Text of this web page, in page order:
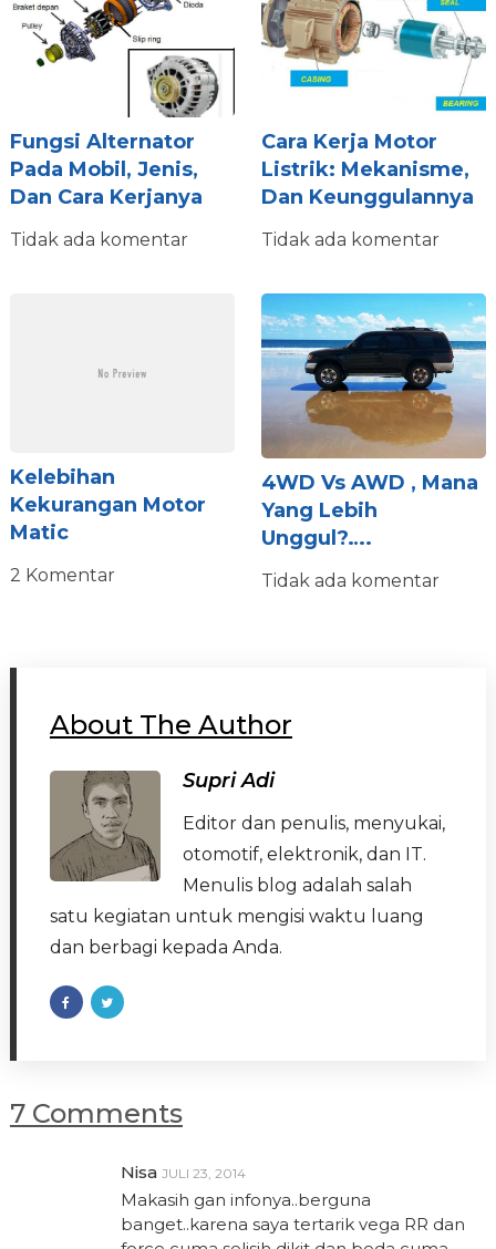
Fungsi Alternator
Pada Mobil, Jenis,
Dan Cara Kerjanya
Tidak ada komentar
Cara Kerja Motor
Listrik: Mekanisme,
Dan Keunggulannya
Tidak ada komentar
Kelebihan
Kekurangan Motor
Matic
2 Komentar
4WD Vs AWD , Mana
Yang Lebih
Unggul?….
Tidak ada komentar
About The Author
Supri Adi
Editor dan penulis, menyukai,
otomotif, elektronik, dan IT.
Menulis blog adalah salah
satu kegiatan untuk mengisi waktu luang
dan berbagi kepada Anda.
7 Comments
Nisa JULI 23, 2014
Makasih gan infonya..berguna
banget..karena saya tertarik vega RR dan